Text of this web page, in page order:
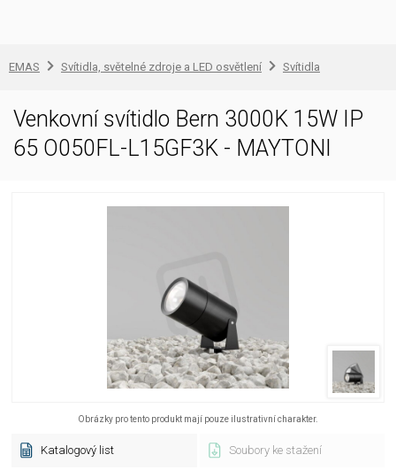
EMAS Svítidla, světelné zdroje a LED osvětlení Svítidla
Venkovní svítidlo Bern 3000K 15W IP
65 O050FL-L15GF3K - MAYTONI
Obrázky pro tento produkt mají pouze ilustrativní charakter.
Katalogový list Soubory ke stažení